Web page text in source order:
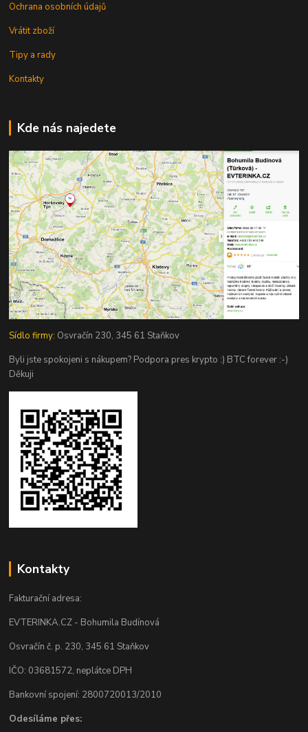
Ochrana osobních údajů
Vrátit zboží
Tipy a rady
Kontakty
Kde nás najedete
Sídlo firmy: Osvračín 230, 345 61 Staňkov
Byli jste spokojeni s nákupem? Podpora pres krypto :) BTC forever :-)
Děkuji
Kontakty
Fakturační adresa:
EVTERINKA.CZ - Bohumila Budínová
Osvračín č. p. 230, 345 61 Staňkov
IČO: 03681572, neplátce DPH
Bankovní spojení: 2800720013/2010
Odesíláme přes: